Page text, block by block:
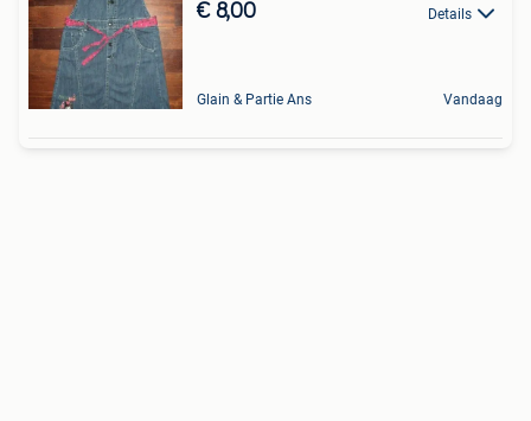
€ 8,00 Details
Glain & Partie Ans Vandaag